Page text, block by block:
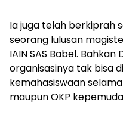
Ia juga telah berkiprah
seorang lulusan
IAIN SAS Babel.
organisasinya tak bisa
kemahasiswaan
maupun OKP